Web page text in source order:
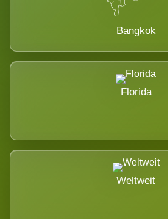
Bangkok
Florida
Weltweit